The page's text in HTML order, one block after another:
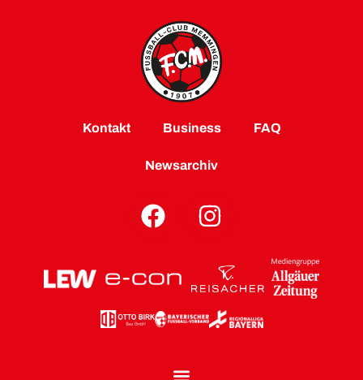
Kontakt Business FAQ
Newsarchiv